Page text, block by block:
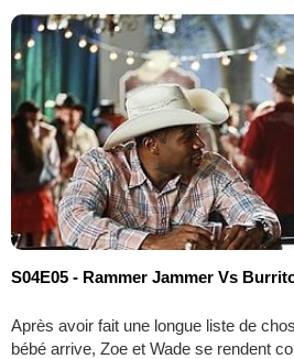
S04E05 - Rammer Jammer Vs
Après avoir fait une longue liste de
bébé arrive, Zoe et Wade se rendent